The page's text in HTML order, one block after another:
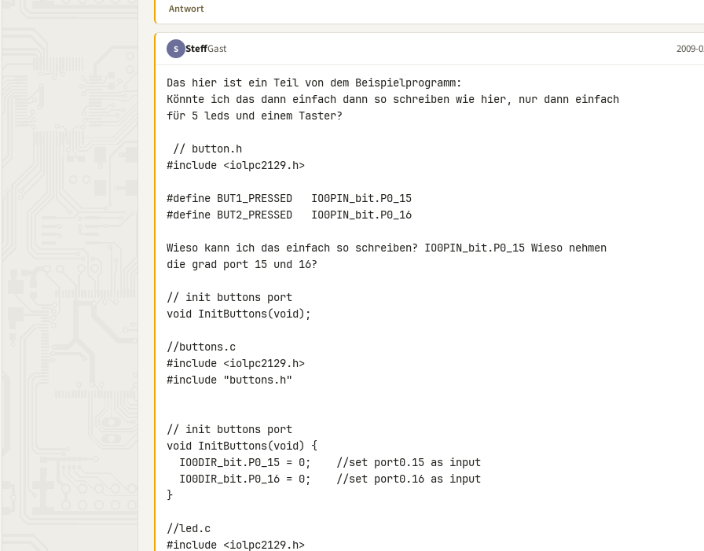
Antwort
S SteffGast 2009-
Das hier ist ein Teil von dem Beispielprogramm:
Könnte ich das dann einfach dann so schreiben wie hier, nur dann einfach
für 5 leds und einem Taster?
#include <iolpc2129.h>
#define BUT1_PRESSED   IO0PIN_bit.P0_15
#define BUT2_PRESSED   IO0PIN_bit.P0_16
Wieso kann ich das einfach so schreiben? IO0PIN_bit.P0_15 Wieso nehmen
die grad port 15 und 16?
// init buttons port
void InitButtons(void);
//buttons.c
#include <iolpc2129.h>
#include "buttons.h"
// init buttons port
void InitButtons(void) {
}
//led.c
#include <iolpc2129.h>